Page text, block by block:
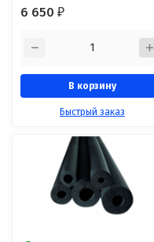
6 650₽
В корзину
Быстрый заказ